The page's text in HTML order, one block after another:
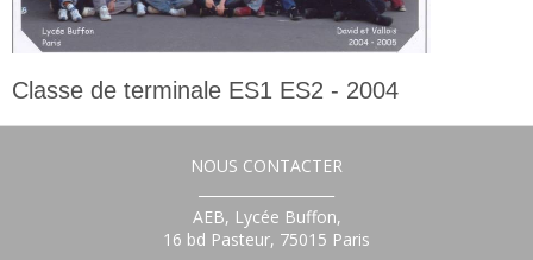
Classe de terminale ES1 ES2 - 2004
Terminale
NOUS CONTACTER
AEB, Lycée Buffon,
16 bd Pasteur, 75015 Paris